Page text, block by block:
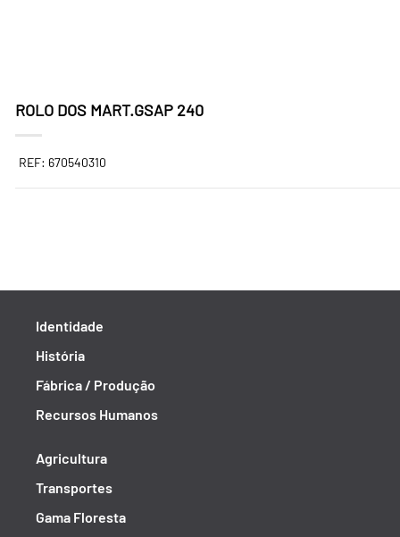
ROLO DOS MART.GSAP 240
REF: 670540310
Identidade
História
Fábrica / Produção
Recursos Humanos
Agricultura
Transportes
Gama Floresta